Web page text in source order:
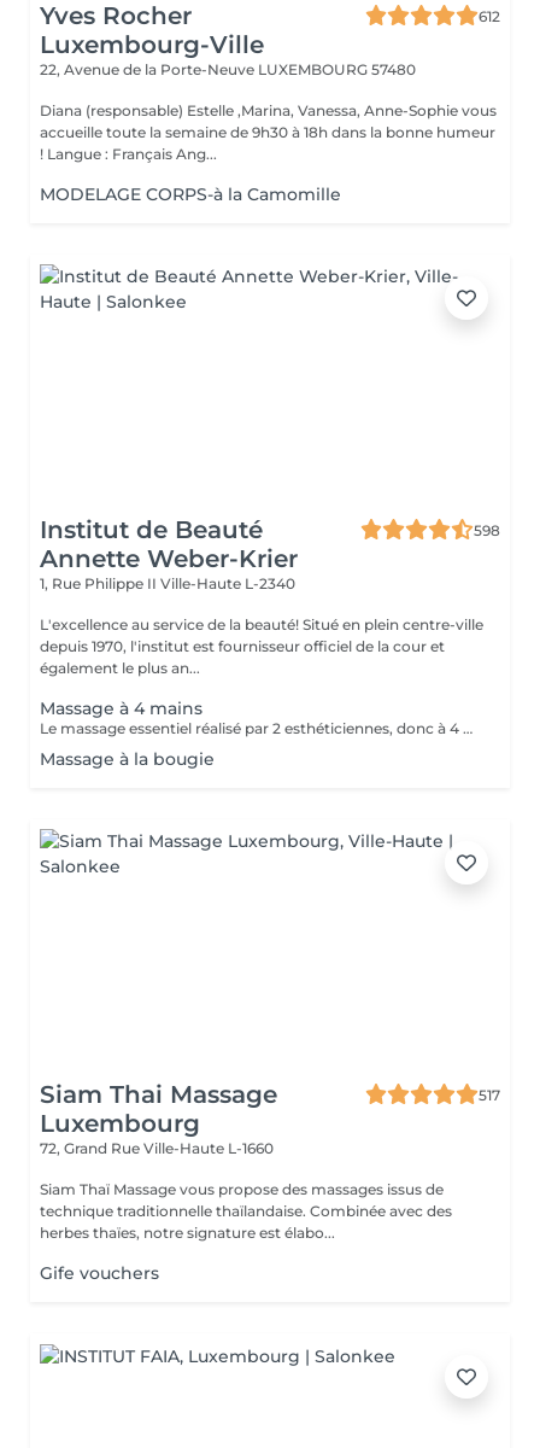
Yves Rocher
Luxembourg-Ville
612
22, Avenue de la Porte-Neuve LUXEMBOURG 57480
Diana (responsable) Estelle ,Marina, Vanessa, Anne-Sophie vous
accueille toute la semaine de 9h30 à 18h dans la bonne humeur
! Langue : Français Ang...
MODELAGE CORPS-à la Camomille
Institut de Beauté
Annette Weber-Krier
598
1, Rue Philippe II Ville-Haute L-2340
L'excellence au service de la beauté! Situé en plein centre-ville
depuis 1970, l'institut est fournisseur officiel de la cour et
également le plus an...
Massage à 4 mains
Le massage essentiel réalisé par 2 esthéticiennes, donc à 4 mains est un massage du corps complet aux huiles essentielles, qui apporte une profonde relaxation. C'est une technique favorisant la circulation énergétique et qui réactive le métabolisme. C'est un massage où on retrouve le plaisir de donner et de recevoir. En fait c'est un mélange de différentes techniques : californienne, quant au rythme, la fluidité, manoeuvres enveloppantes, et suédoise, travail précis sur les différentes parties du corps.
Massage à la bougie
Siam Thai Massage
Luxembourg
517
72, Grand Rue Ville-Haute L-1660
Siam Thaï Massage vous propose des massages issus de
technique traditionnelle thaïlandaise. Combinée avec des
herbes thaïes, notre signature est élabo...
Gife vouchers